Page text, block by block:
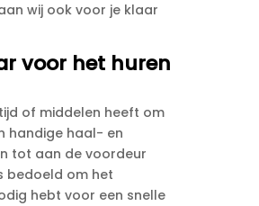
wij ook voor je klaar
voor het huren
of middelen heeft om
handige haal- en
tot aan de voordeur
bedoeld om het
hebt voor een snelle